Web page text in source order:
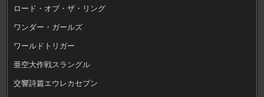
ロード・オブ・ザ・リング
ワンダー・ガールズ
ワールドトリガー
亜空大作戦スラングル
交響詩篇エウレカセブン